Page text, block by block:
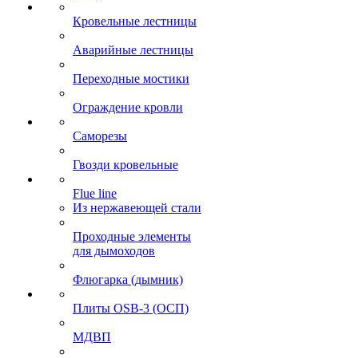
Кровельные лестницы
Аварийные лестницы
Переходные мостики
Ограждение кровли
Саморезы
Гвозди кровельные
Flue line
Из нержавеющей стали
Проходные элементы
для дымоходов
Флюгарка (дымник)
Плиты OSB-3 (ОСП)
МДВП